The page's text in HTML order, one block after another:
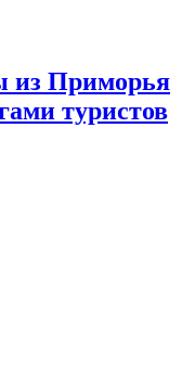
из Приморья
туристов